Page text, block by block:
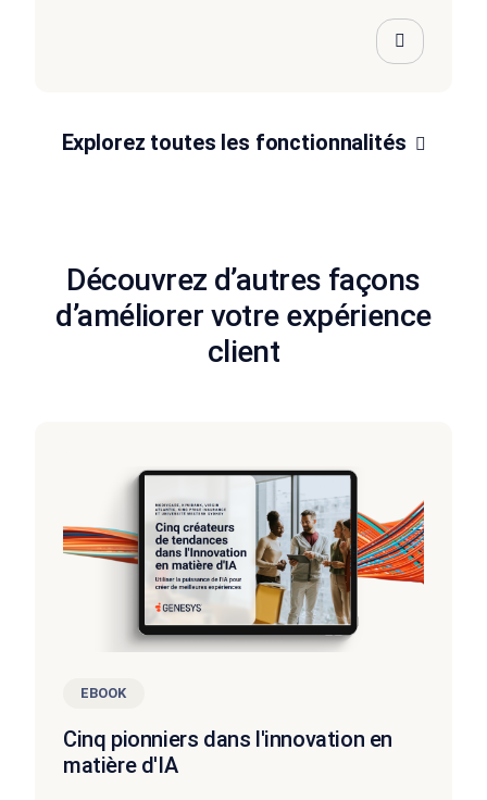
Explorez toutes les fonctionnalités
Découvrez d’autres façons
d’améliorer votre expérience
client
EBOOK
Cinq pionniers dans l'innovation en
matière d'IA